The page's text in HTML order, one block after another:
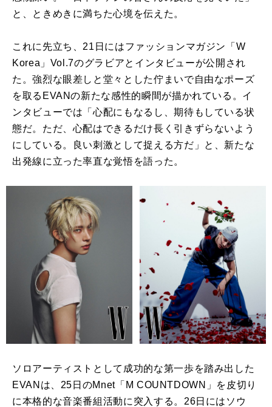
と、ときめきに満ちた心境を伝えた。
これに先立ち、21日にはファッションマガジン「W
Korea」Vol.7のグラビアとインタビューが公開され
た。強烈な眼差しと堂々とした佇まいで自由なポーズ
を取るEVANの新たな感性的瞬間が描かれている。イ
ンタビューでは「心配にもなるし、期待もしている状
態だ。ただ、心配はできるだけ長く引きずらないよう
にしている。良い刺激として捉える方だ」と、新たな
出発線に立った率直な覚悟を語った。
ソロアーティストとして成功的な第一歩を踏み出した
EVANは、25日のMnet「M COUNTDOWN」を皮切り
に本格的な音楽番組活動に突入する。26日にはソウ